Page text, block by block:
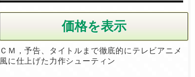
ＣＭ，予告、タイトルまで徹底的にテレビアニメ
風に仕上げた力作シューティン